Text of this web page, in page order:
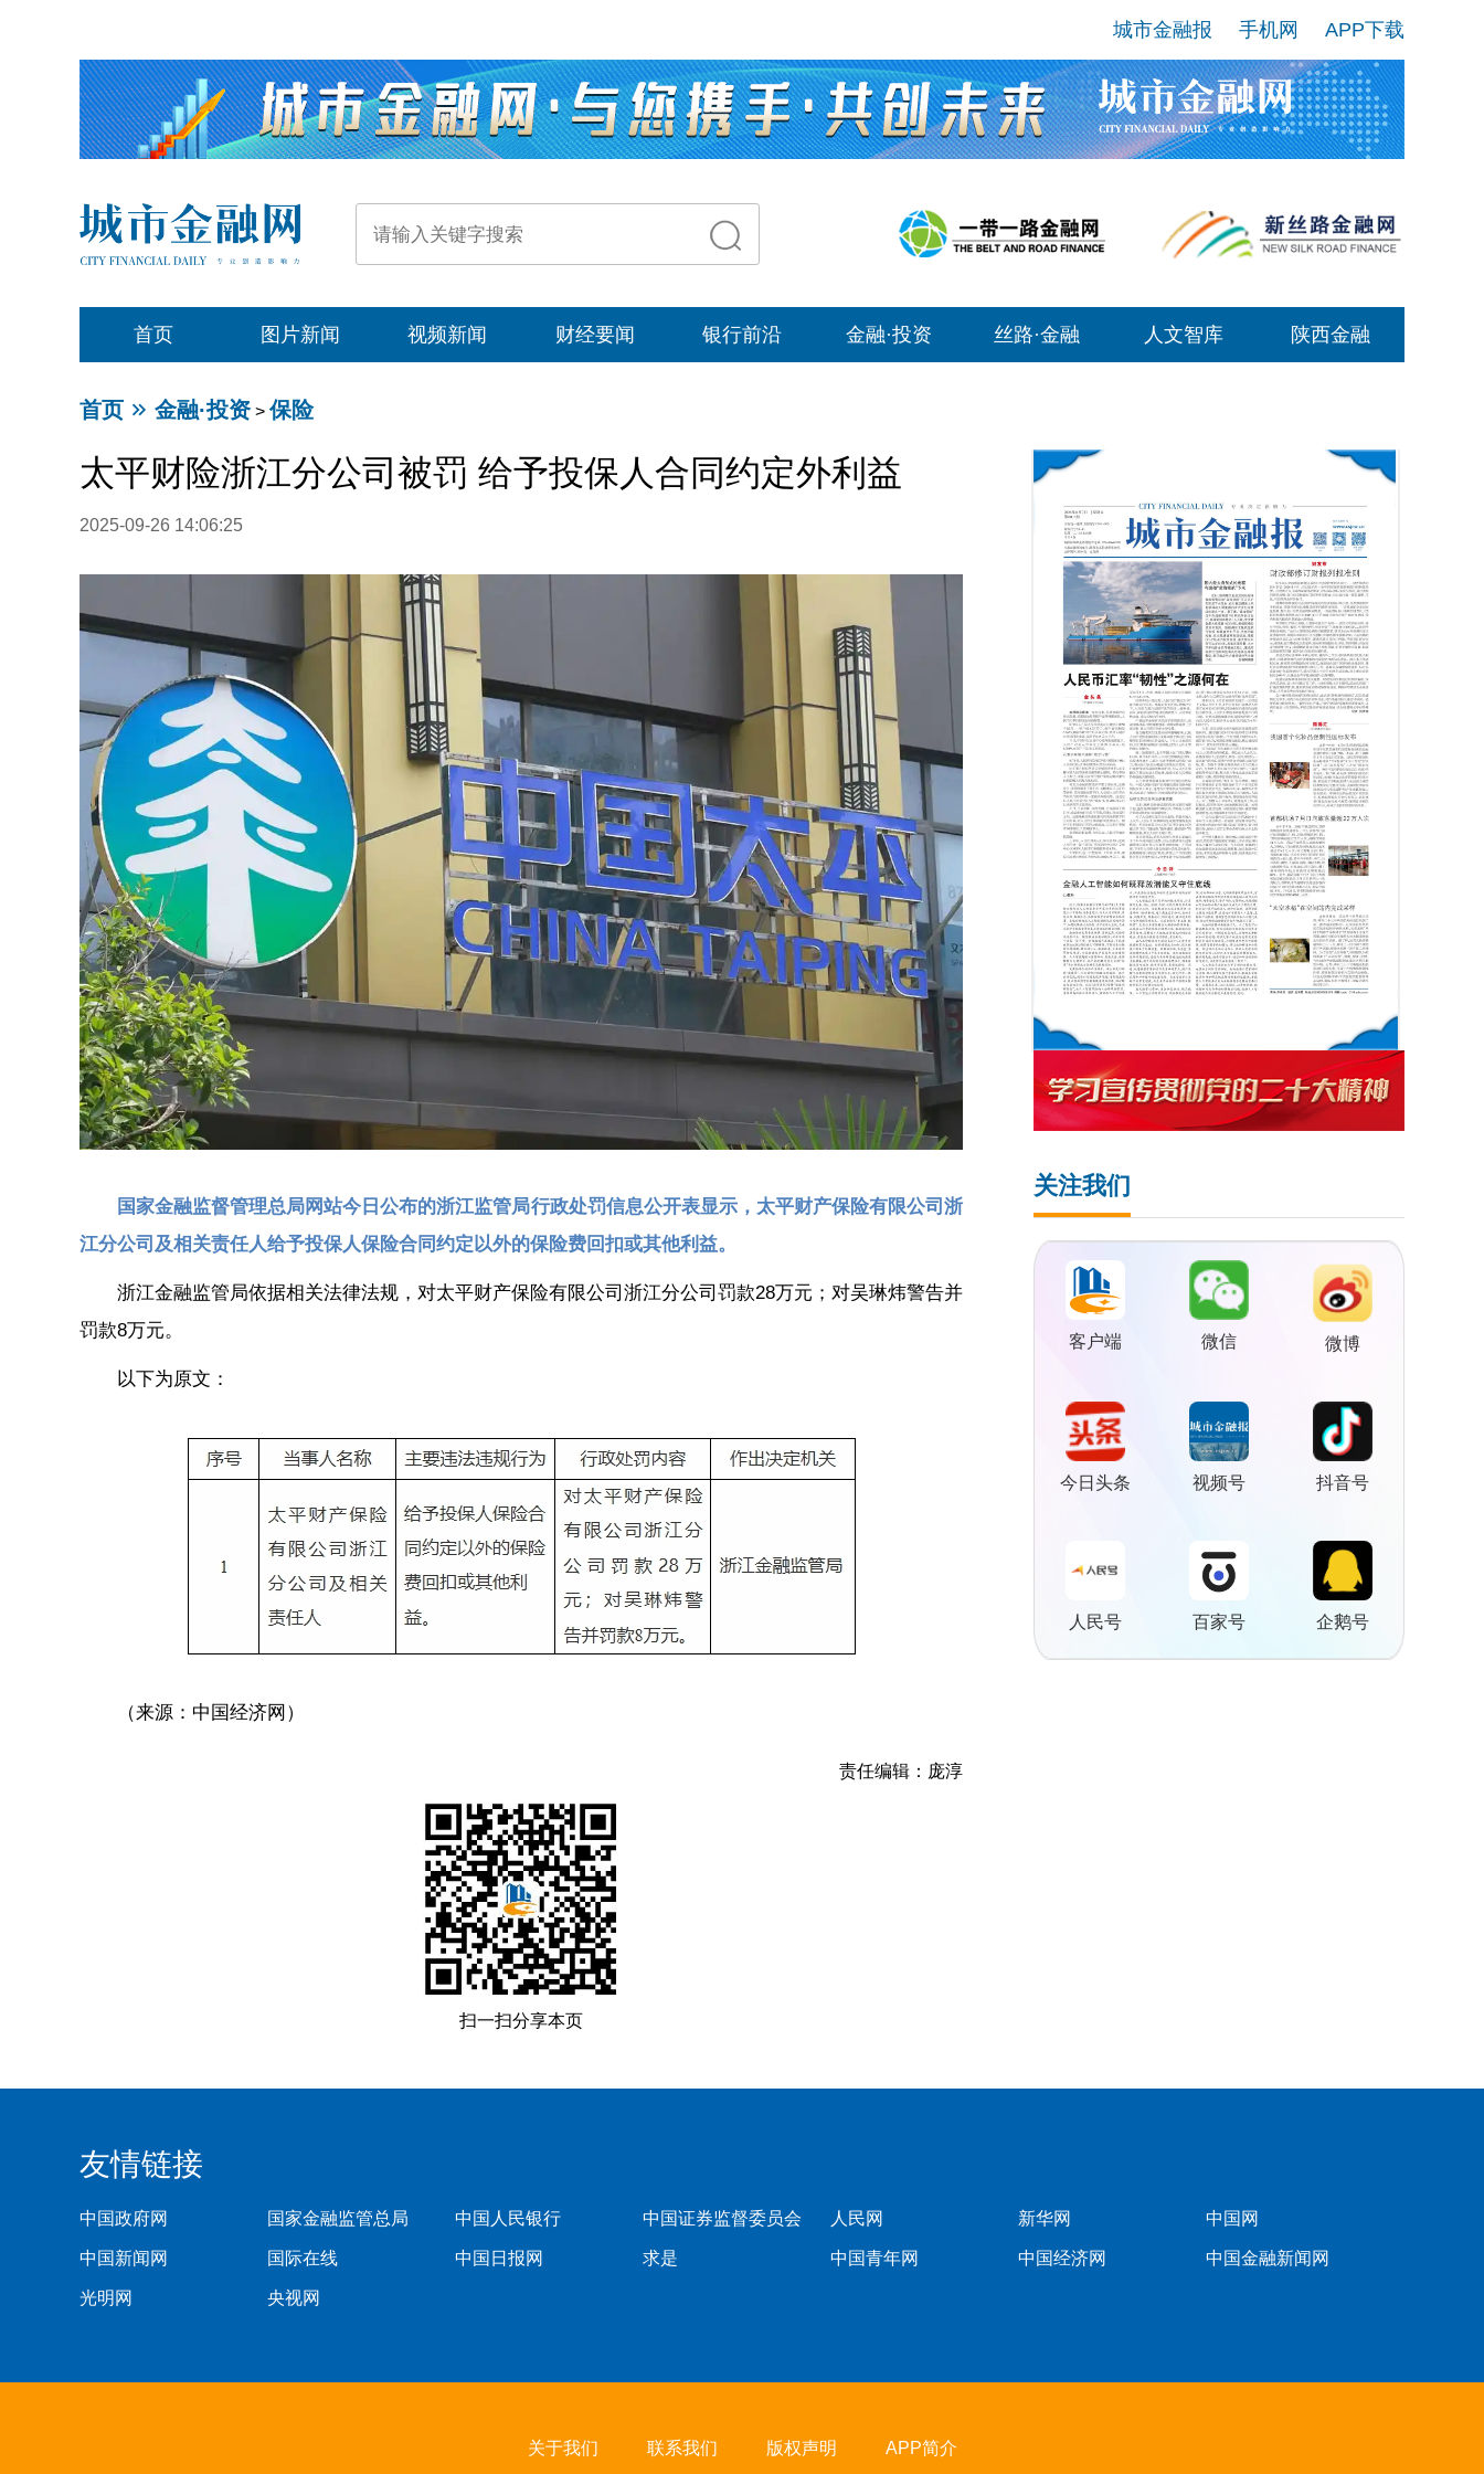
城市金融报 手机网 APP下载
首页 图片新闻 视频新闻 财经要闻 银行前沿 金融·投资 丝路·金融 人文智库 陕西金融
首页 金融·投资 >保险
太平财险浙江分公司被罚 给予投保人合同约定外利益
2025-09-26 14:06:25
国家金融监督管理总局网站今日公布的浙江监管局行政处罚信息公开表显示，太平财产保险有限公司浙
江分公司及相关责任人给予投保人保险合同约定以外的保险费回扣或其他利益。
浙江金融监管局依据相关法律法规，对太平财产保险有限公司浙江分公司罚款28万元；对吴琳炜警告并
罚款8万元。
以下为原文：
（来源：中国经济网）
责任编辑：庞淳
扫一扫分享本页
关注我们
客户端 微信 微博
今日头条 视频号 抖音号
人民号 百家号 企鹅号
友情链接
中国政府网 国家金融监管总局 中国人民银行 中国证券监督委员会 人民网 新华网 中国网
中国新闻网 国际在线 中国日报网 求是 中国青年网 中国经济网 中国金融新闻网
光明网 央视网
关于我们 联系我们 版权声明 APP简介